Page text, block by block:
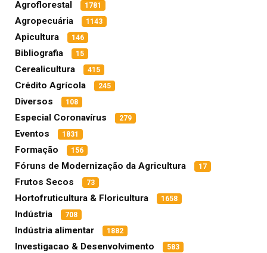
Agroflorestal 1781
Agropecuária 1143
Apicultura 146
Bibliografia 15
Cerealicultura 415
Crédito Agrícola 245
Diversos 108
Especial Coronavírus 279
Eventos 1831
Formação 156
Fóruns de Modernização da Agricultura 17
Frutos Secos 73
Hortofruticultura & Floricultura 1658
Indústria 708
Indústria alimentar 1882
Investigacao & Desenvolvimento 583